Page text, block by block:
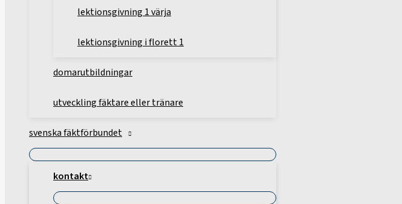
lektionsgivning 1 värja
lektionsgivning i florett 1
domarutbildningar
utveckling fäktare eller tränare
svenska fäktförbundet
kontakt